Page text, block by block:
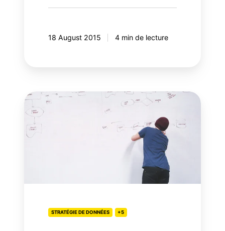
18 August 2015 4 min de lecture
Le
2nd
Party
Data,
profit
STRATÉGIE DE DONNÉES +5